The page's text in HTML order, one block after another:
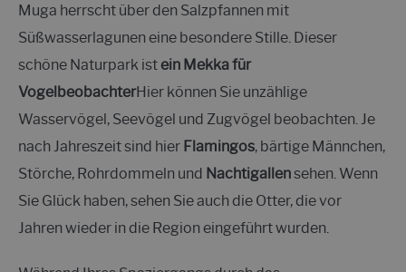
Muga herrscht über den Salzpfannen mit
Süßwasserlagunen eine besondere Stille. Dieser
schöne Naturpark istein Mekka für
VogelbeobachterHier können Sie unzählige
Wasservögel, Seevögel und Zugvögel beobachten. Je
nach Jahreszeit sind hier Flamingos, bärtige Männchen,
Störche, Rohrdommeln und Nachtigallensehen. Wenn
Sie Glück haben, sehen Sie auch die Otter, die vor
Jahren wieder in die Region eingeführt wurden.